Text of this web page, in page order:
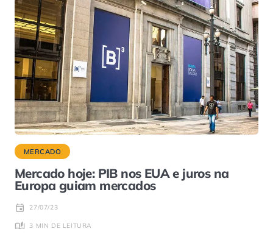
MERCADO
Mercado hoje: PIB nos EUA e juros na
Europa guiam mercados
27/07/23
3 MIN DE LEITURA